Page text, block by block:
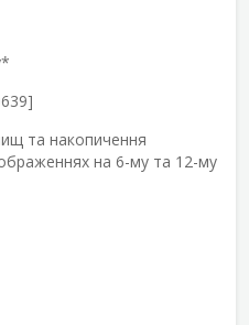
та накопичення
на 6-му та 12-му